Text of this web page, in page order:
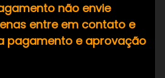
não envie
entre em contato e
pagamento e aprovação